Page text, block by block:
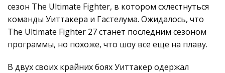
сезон The Ultimate Fighter, в котором схлестнуться
команды Уиттакера и Гастелума. Ожидалось, что
The Ultimate Fighter 27 станет последним сезоном
программы, но похоже, что шоу все еще на плаву.
В двух своих крайних боях Уиттакер одержал